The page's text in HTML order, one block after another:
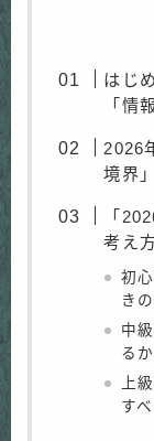
はじ
「情
2026
境界
「
考え
初
き
中
るか
上
す